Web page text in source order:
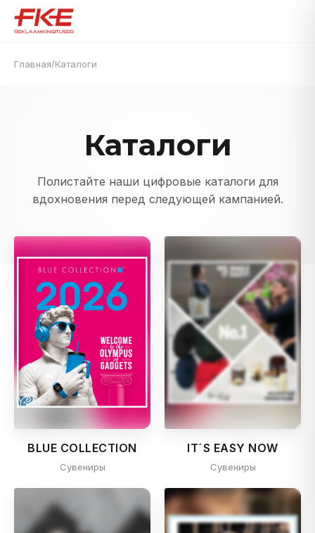
Главная/Каталоги
Каталоги
Полистайте наши цифровые каталоги для
вдохновения перед следующей кампанией.
BLUE COLLECTION
Сувениры
IT´S EASY NOW
Сувениры